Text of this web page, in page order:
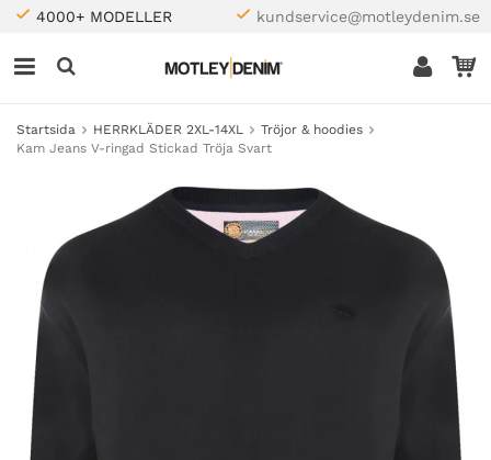
4000+ MODELLER kundservice@motleydenim.se
Startsida HERRKLÄDER 2XL-14XL
Tröjor & hoodies
Kam Jeans V-ringad Stickad Tröja Svart